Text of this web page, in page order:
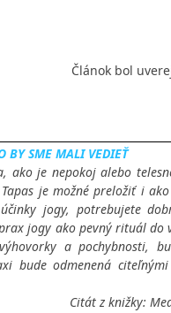
Článok bol
BY SME MALI VEDIEŤ
ako je nepokoj alebo
je možné preložiť i
jogy, potrebujete
jogy ako pevný rituál do
a pochybnosti,
bude odmenená
Citát z knižky: